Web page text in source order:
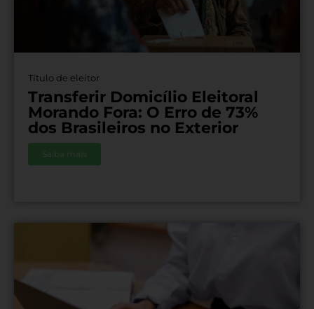
Título de eleitor
Transferir Domicílio Eleitoral
Morando Fora: O Erro de 73%
dos Brasileiros no Exterior
Saiba mais